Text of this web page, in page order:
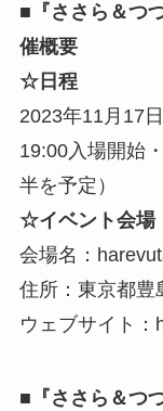
■『ささら＆つ
催概要
☆日程
2023年11月17日
19:00入場開始
半を予定）
☆イベント会場
会場名：
住所：東京都豊
ウェブサイト
■『ささら＆つ